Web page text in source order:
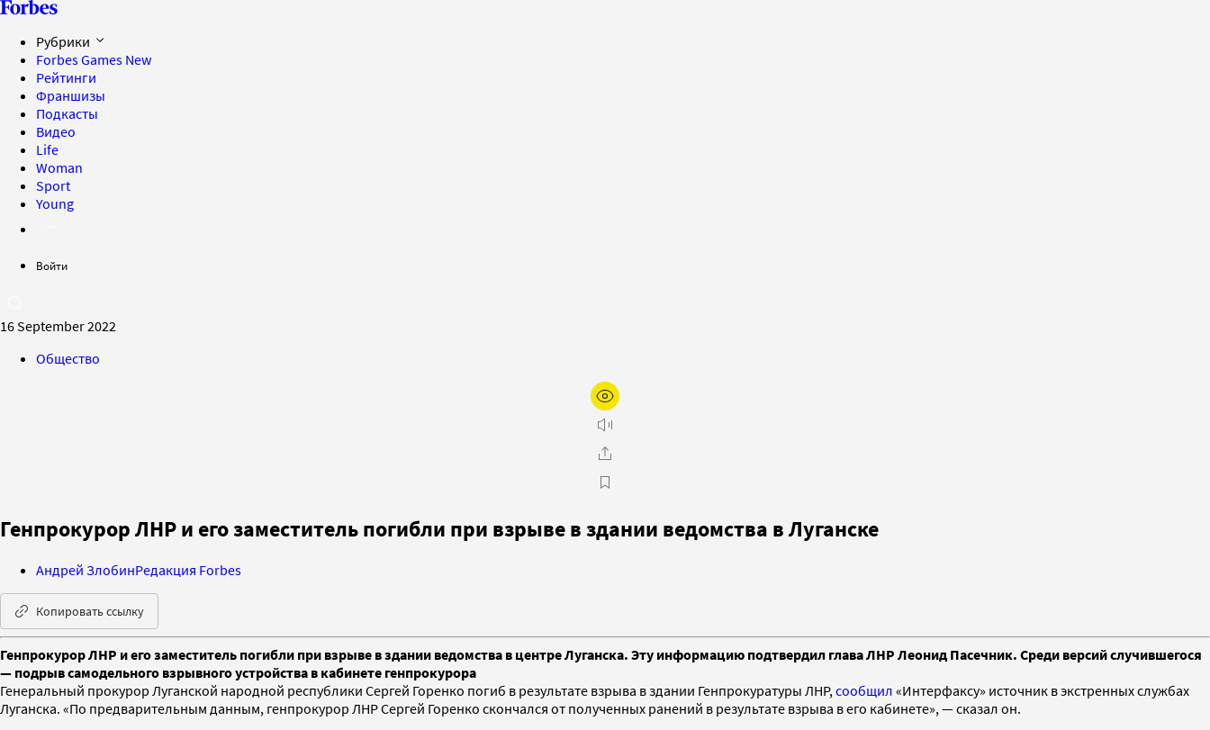
Рубрики
Forbes Games New
Рейтинги
Франшизы
Подкасты
Видео
Life
Woman
Sport
Young
Войти
16 September 2022
Общество
Генпрокурор ЛНР и его заместитель погибли при взрыве в здании ведомства в Луганске
Андрей ЗлобинРедакция Forbes
Копировать ссылку
Генпрокурор ЛНР и его заместитель погибли при взрыве в здании ведомства в центре Луганска. Эту информацию подтвердил глава ЛНР Леонид Пасечник. Среди версий случившегося
— подрыв самодельного взрывного устройства в кабинете генпрокурора
Генеральный прокурор Луганской народной республики Сергей Горенко погиб в результате взрыва в здании Генпрокуратуры ЛНР, сообщил «Интерфаксу» источник в экстренных службах
Луганска. «По предварительным данным, генпрокурор ЛНР Сергей Горенко скончался от полученных ранений в результате взрыва в его кабинете», — сказал он.